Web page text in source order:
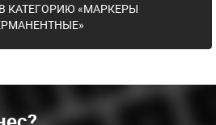
КАТЕГОРИЮ «МАРКЕРЫ